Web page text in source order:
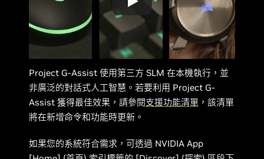
Project G-Assist 使用第三方 SLM 在本機執行，並
非廣泛的對話式人工智慧。若要利用 Project G-
Assist 獲得最佳效果，請參閱支援功能清單 ，該清單
將在新增命令和功能時更新。
如果您的系統符合需求，可透過 NVIDIA App